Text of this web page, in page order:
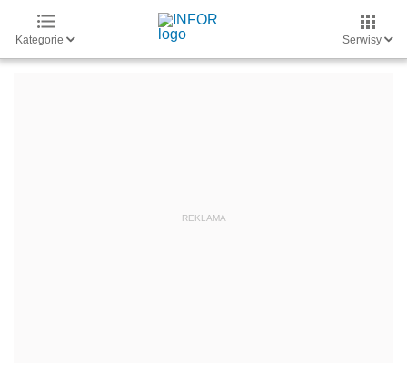
Kategorie Serwisy